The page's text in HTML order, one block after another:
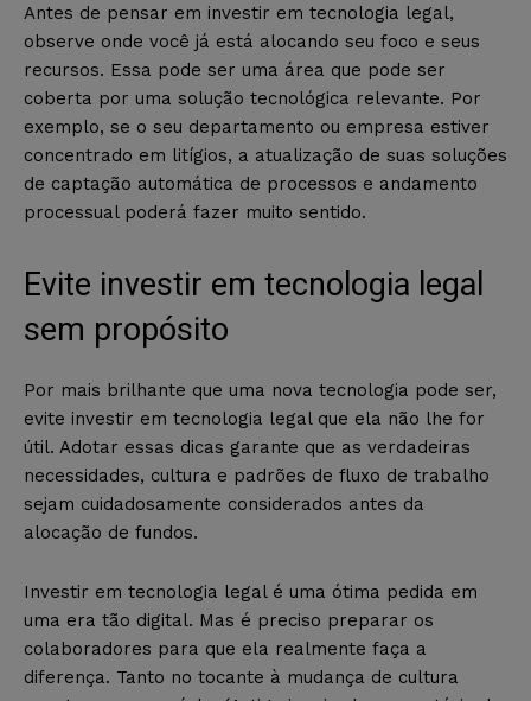
Antes de pensar em investir em tecnologia legal,
observe onde você já está alocando seu foco e seus
recursos. Essa pode ser uma área que pode ser
coberta por uma solução tecnológica relevante. Por
exemplo, se o seu departamento ou empresa estiver
concentrado em litígios, a atualização de suas soluções
de captação automática de processos e andamento
processual poderá fazer muito sentido.
Evite investir em tecnologia legal
sem propósito
Por mais brilhante que uma nova tecnologia pode ser,
evite investir em tecnologia legal que ela não lhe for
útil. Adotar essas dicas garante que as verdadeiras
necessidades, cultura e padrões de fluxo de trabalho
sejam cuidadosamente considerados antes da
alocação de fundos.
Investir em tecnologia legal é uma ótima pedida em
uma era tão digital. Mas é preciso preparar os
colaboradores para que ela realmente faça a
diferença. Tanto no tocante à mudança de cultura